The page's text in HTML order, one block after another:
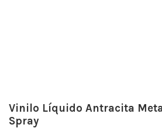
Vinilo Líquido Antracita
Spray